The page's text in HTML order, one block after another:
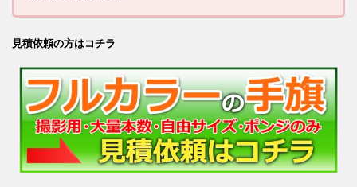
見積依頼の方はコチラ